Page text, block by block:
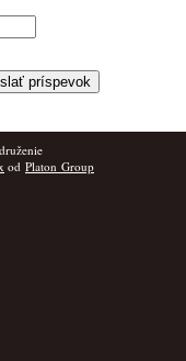
od Platon Group